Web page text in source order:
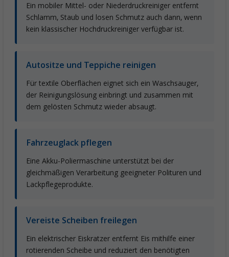
Ein mobiler Mittel- oder Niederdruckreiniger entfernt
Schlamm, Staub und losen Schmutz auch dann, wenn
kein klassischer Hochdruckreiniger verfügbar ist.
Autositze und Teppiche reinigen
Für textile Oberflächen eignet sich ein Waschsauger,
der Reinigungslösung einbringt und zusammen mit
dem gelösten Schmutz wieder absaugt.
Fahrzeuglack pflegen
Eine Akku-Poliermaschine unterstützt bei der
gleichmäßigen Verarbeitung geeigneter Polituren und
Lackpflegeprodukte.
Vereiste Scheiben freilegen
Ein elektrischer Eiskratzer entfernt Eis mithilfe einer
rotierenden Scheibe und reduziert den benötigten